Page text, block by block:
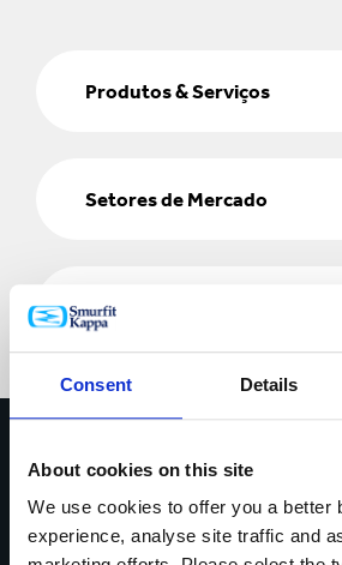
Consent Details
About cookies on this site
We use cookies to offer you a better
experience, analyse site traffic and
Produtos & Serviços
Setores de Mercado
País
* Campos Obrigatórios
O SEU NOME*